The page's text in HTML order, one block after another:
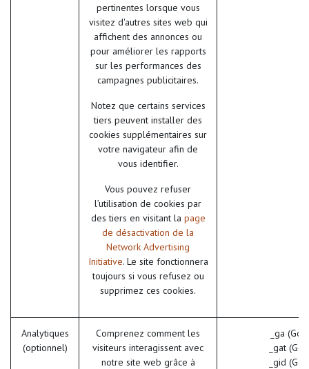
pertinentes lorsque vous
visitez d'autres sites web qui
affichent des annonces ou
pour améliorer les rapports
sur les performances des
campagnes publicitaires.
Notez que certains services
tiers peuvent installer des
cookies supplémentaires sur
votre navigateur afin de
vous identifier.
Vous pouvez refuser
l’utilisation de cookies par
des tiers en visitant la page
de désactivation de la
Network Advertising
Initiative. Le site fonctionnera
toujours si vous refusez ou
supprimez ces cookies.
Analytiques
(optionnel)
Comprenez comment les
visiteurs interagissent avec
notre site web grâce à
_ga
_gat
_gid